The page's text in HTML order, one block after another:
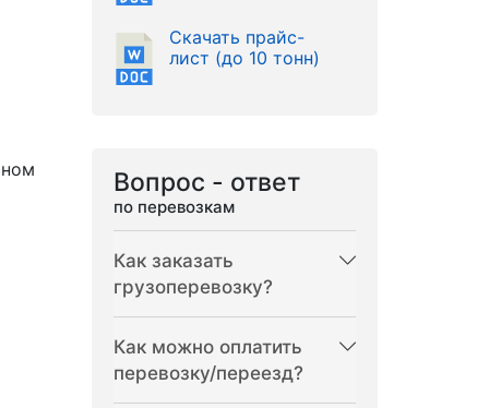
Скачать прайс-
лист (до 10 тонн)
Вопрос - ответ
по перевозкам
Как заказать
грузоперевозку?
Как можно оплатить
перевозку/переезд?